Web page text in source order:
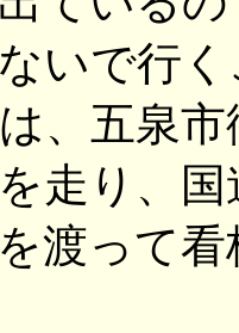
いで行
、五泉
走り、
渡って